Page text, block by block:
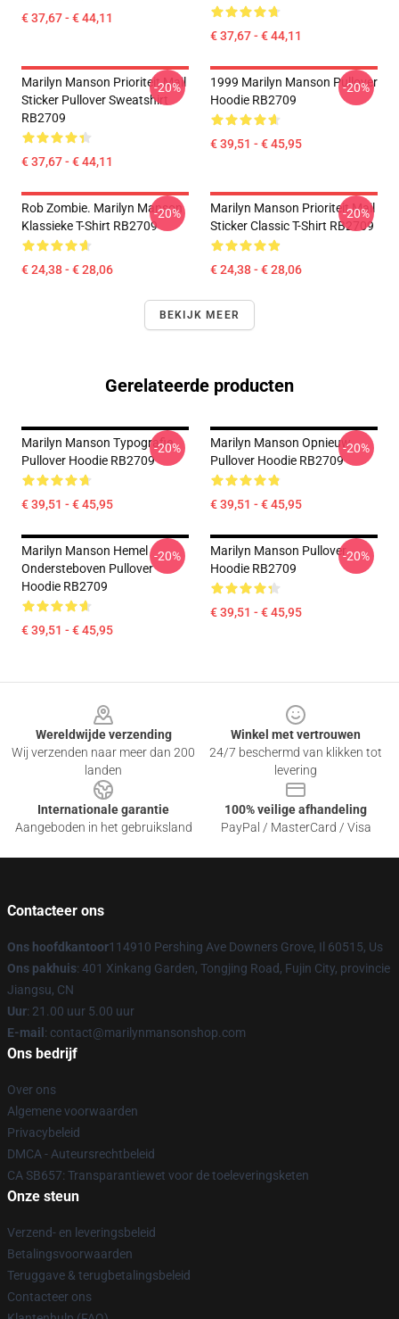
€ 37,67 - € 44,11
€ 37,67 - € 44,11
Marilyn Manson Prioriteit Mail
Sticker Pullover Sweatshirt
RB2709
€ 37,67 - € 44,11
-20%
1999 Marilyn Manson Pullover
Hoodie RB2709
€ 39,51 - € 45,95
-20%
Rob Zombie. Marilyn Manson
Klassieke T-Shirt RB2709
€ 24,38 - € 28,06
-20%
Marilyn Manson Prioriteit Mail
Sticker Classic T-Shirt RB2709
€ 24,38 - € 28,06
-20%
BEKIJK MEER
Gerelateerde producten
Marilyn Manson Typografie
Pullover Hoodie RB2709
€ 39,51 - € 45,95
-20%
Marilyn Manson Opnieuw
Pullover Hoodie RB2709
€ 39,51 - € 45,95
-20%
Marilyn Manson Hemel
Ondersteboven Pullover
Hoodie RB2709
€ 39,51 - € 45,95
-20%
Marilyn Manson Pullover
Hoodie RB2709
€ 39,51 - € 45,95
-20%
Wereldwijde verzending
Wij verzenden naar meer dan 200
landen
Winkel met vertrouwen
24/7 beschermd van klikken tot
levering
Internationale garantie
Aangeboden in het gebruiksland
100% veilige afhandeling
PayPal / MasterCard / Visa
Contacteer ons
Ons hoofdkantoor114910 Pershing Ave Downers Grove, Il 60515, Us
Ons pakhuis: 401 Xinkang Garden, Tongjing Road, Fujin City, provincie
Jiangsu, CN
Uur: 21.00 uur 5.00 uur
E-mail : contact@marilynmansonshop.com
Ons bedrijf
Over ons
Algemene voorwaarden
Privacybeleid
DMCA - Auteursrechtbeleid
CA SB657: Transparantiewet voor de toeleveringsketen
Onze steun
Verzend- en leveringsbeleid
Betalingsvoorwaarden
Teruggave & terugbetalingsbeleid
Contacteer ons